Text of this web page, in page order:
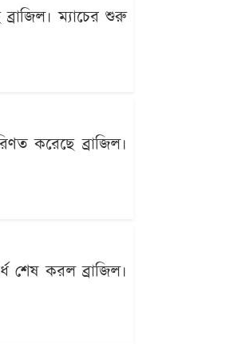
ম্যাচের শুরু
করেছে ব্রাজিল।
শেষ করল ব্রাজিল।